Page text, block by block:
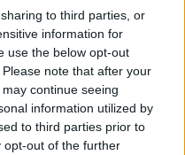
to third parties, or
information for
use the below opt-out
note that after your
continue seeing
information utilized by
to third parties prior to
opt-out of the further
των ατομικών
και αποτελεί
και βάναυση
της κυβέρνησης,
από το σύνολο
κόσμου.